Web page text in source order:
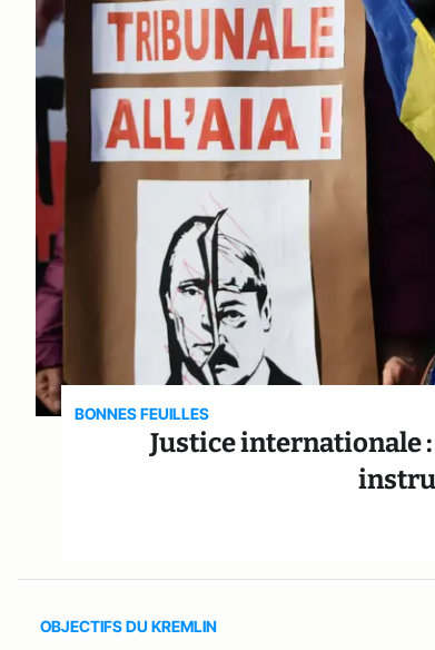
BONNES FEUILLES
Justice internationale
OBJECTIFS DU KREMLIN